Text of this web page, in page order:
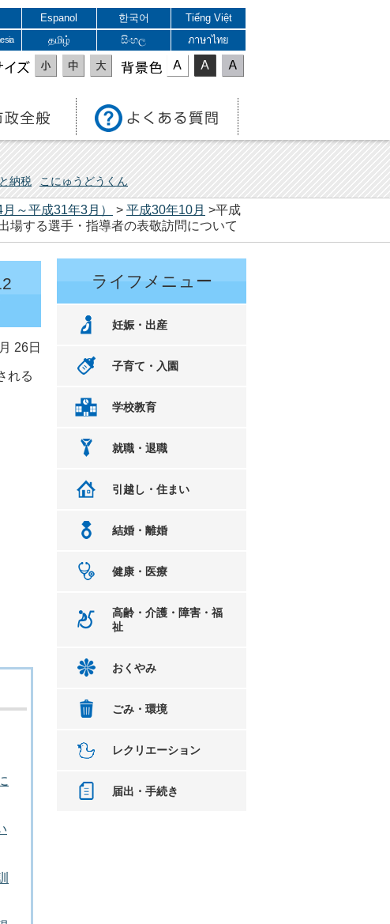
Espanol 한국어
Tiếng Việt
தமிழ் සිංහල ภาษาไทย
ズ 表示色
納税 こにゅうどうくん
～平成31年3月） > 平成30年10月 >平成
する選手・指導者の表敬訪問について
26日
れる
ライフメニュー
妊娠・出産
子育て・入園
学校教育
就職・退職
引越し・住まい
結婚・離婚
健康・医療
高齢・介護・障害・福
祉
おくやみ
ごみ・環境
レクリエーション
届出・手続き